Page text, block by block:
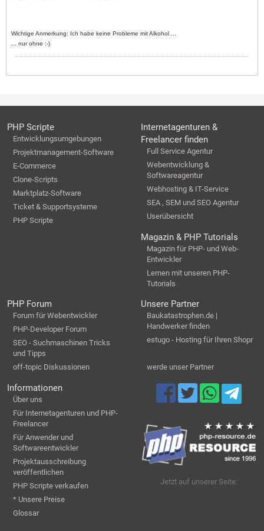
Wichtige Anmerkung: Ich habe keine Probleme mit Alkohol ...
... nur ohne :-)
PHP Scripte
Entwicklungsumgebungen
Projektmanagement-Software
E-Commerce
Clone-Scripts
Marktplatz-Software
Ticket & Supportsysteme
PHP Scripte
Internetagenturen &
Freelancer finden
Full Service Agentur
Webentwicklung &
Softwareagentur
Webhosting & IT-Service
SEA , SEM und SEO Agentur
Userübersicht
Magazin & PHP Tutorials
Magazin für PHP- und Web-
Entwickler
Lernen mit unseren PHP-
Tutorials
PHP Forum
Forum für Webentwickler
PHP-Developer Forum
SEO - Suchmaschinen Tricks
und Tipps
off-topic Diskussionen
Unsere Partner
Baukatastrophen.de |
Handwerker finden
estugo - Hosting für Ihren Shopr
werde unser Partner
Informationen
Über uns
Für Internetagenturen und PHP-
Freelancer
Für Anwender und
Softwareentwickler
Projektausschreibung
veröffentlichen
PHP Scripte verkaufen
* Unsere Preise
Glossar
Jetzt auf unserer Seite: